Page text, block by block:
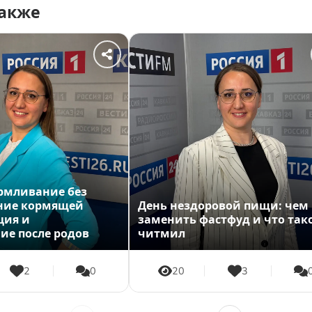
без
кормящей
и
после родов
2 0
День нездоровой пищи: чем
заменить фастфуд и что
читмил
20 3